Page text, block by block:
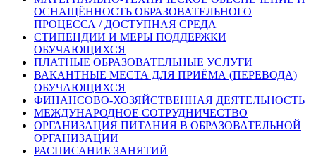
ОСНАЩЁННОСТЬ ОБРАЗОВАТЕЛЬНОГО
ПРОЦЕССА / ДОСТУПНАЯ СРЕДА
СТИПЕНДИИ И МЕРЫ ПОДДЕРЖКИ
ОБУЧАЮЩИХСЯ
ПЛАТНЫЕ ОБРАЗОВАТЕЛЬНЫЕ УСЛУГИ
ВАКАНТНЫЕ МЕСТА ДЛЯ ПРИЁМА (ПЕРЕВОДА)
ОБУЧАЮЩИХСЯ
ФИНАНСОВО-ХОЗЯЙСТВЕННАЯ ДЕЯТЕЛЬНОСТЬ
МЕЖДУНАРОДНОЕ СОТРУДНИЧЕСТВО
ОРГАНИЗАЦИЯ ПИТАНИЯ В ОБРАЗОВАТЕЛЬНОЙ
ОРГАНИЗАЦИИ
РАСПИСАНИЕ ЗАНЯТИЙ